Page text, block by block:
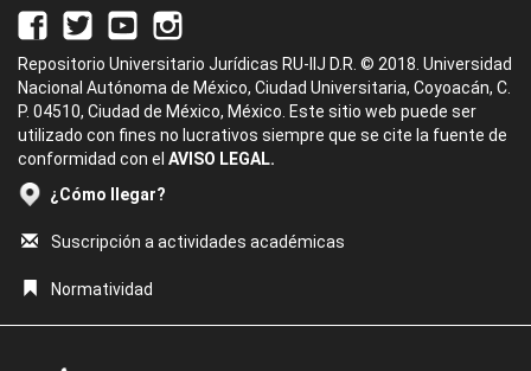
Repositorio Universitario Jurídicas RU-IIJ D.R. © 2018. Universidad
Nacional Autónoma de México, Ciudad Universitaria, Coyoacán, C.
P. 04510, Ciudad de México, México. Este sitio web puede ser
utilizado con fines no lucrativos siempre que se cite la fuente de
conformidad con el AVISO LEGAL.
¿Cómo llegar?
Suscripción a actividades académicas
Normatividad